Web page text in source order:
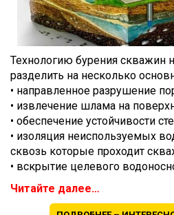
Технологию бурения скважин
разделить на несколько
• направленное разрушение
• извлечение шлама на
• обеспечение устойчивости
• изоляция неиспользуемых
сквозь которые проходит
• вскрытие целевого
Читайте далее…